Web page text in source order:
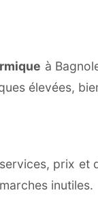
à
élevées,
prix et
inutiles.